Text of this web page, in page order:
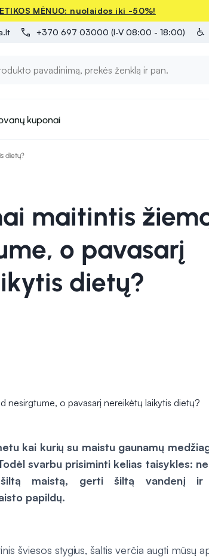
MĖNUO: nuolaidos iki -50%!
+370 697 03000 (I-V 08:00 - 18:00)
kuponai
dietų?
maitintis
o pavasarį
dietų?
kai kurių su maistu gaunamų
svarbu prisiminti kelias taisykles:
maistą, gerti šiltą vandenį ir
papildų.
šviesos stygius, šaltis verčia augti mūsų